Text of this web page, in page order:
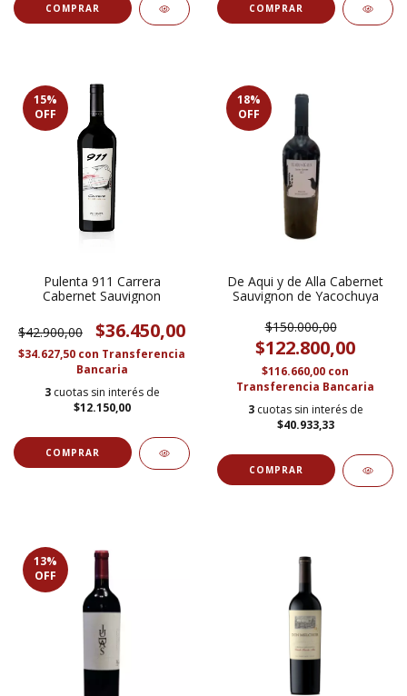
15%
OFF
Pulenta 911 Carrera
Cabernet Sauvignon
$42.900,00 $36.450,00
$34.627,50 con Transferencia
Bancaria
3 cuotas sin interés de
$12.150,00
18%
OFF
De Aqui y de Alla Cabernet
Sauvignon de Yacochuya
$150.000,00
$122.800,00
$116.660,00 con
Transferencia Bancaria
3 cuotas sin interés de
$40.933,33
13%
OFF